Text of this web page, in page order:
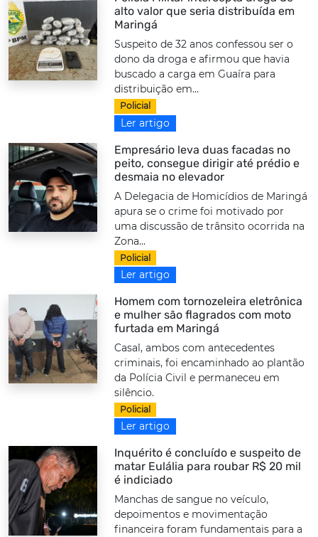
alto valor que seria distribuída em
Maringá
Suspeito de 32 anos confessou ser o
dono da droga e afirmou que havia
buscado a carga em Guaíra para
distribuição em...
Policial
Ler artigo
Empresário leva duas facadas no
peito, consegue dirigir até prédio e
desmaia no elevador
A Delegacia de Homicídios de Maringá
apura se o crime foi motivado por
uma discussão de trânsito ocorrida na
Zona...
Policial
Ler artigo
Homem com tornozeleira eletrônica
e mulher são flagrados com moto
furtada em Maringá
Casal, ambos com antecedentes
criminais, foi encaminhado ao plantão
da Polícia Civil e permaneceu em
silêncio.
Policial
Ler artigo
Inquérito é concluído e suspeito de
matar Eulália para roubar R$ 20 mil
é indiciado
Manchas de sangue no veículo,
depoimentos e movimentação
financeira foram fundamentais para a